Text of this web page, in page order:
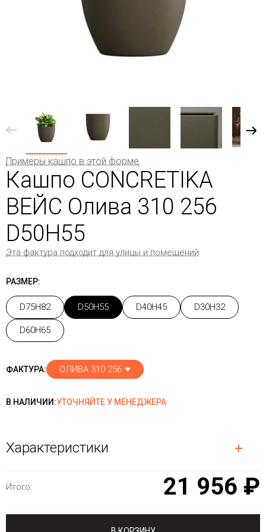
Примеры кашпо в этой форме
Кашпо CONCRETIKA
ВЕЙС Олива 310 256
D50H55
Эта фактура подходит для улицы и помещений
РАЗМЕР:
D75H82 D50H55 D40H45 D30H32
D60H65
ФАКТУРА: ОЛИВА 310 256
В НАЛИЧИИ:УТОЧНЯЙТЕ У МЕНЕДЖЕРА
Характеристики
Итого: 21 956 ₽